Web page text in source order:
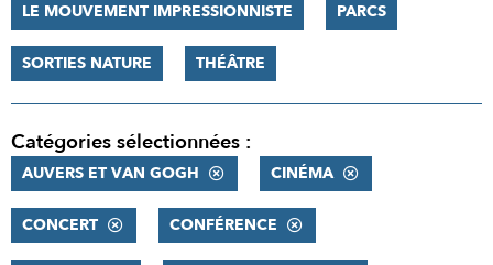
LE MOUVEMENT IMPRESSIONNISTE PARCS
SORTIES NATURE THÉÂTRE
Catégories sélectionnées :
AUVERS ET VAN GOGH CINÉMA
CONCERT CONFÉRENCE